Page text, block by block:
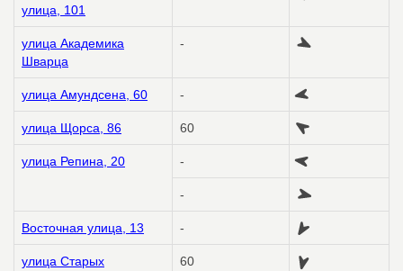
улица, 101
улица Академика
Шварца
-
улица Амундсена, 60 -
улица Щорса, 86 60
улица Репина, 20 -
-
Восточная улица, 13 -
улица Старых
60